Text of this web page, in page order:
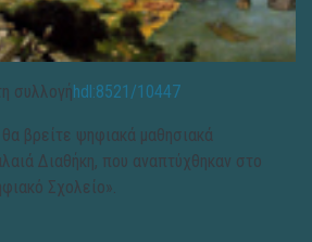
συλλογήhdl:8521/10447
βρείτε ψηφιακά μαθησιακά
Διαθήκη, που αναπτύχθηκαν στο
Σχολείο».